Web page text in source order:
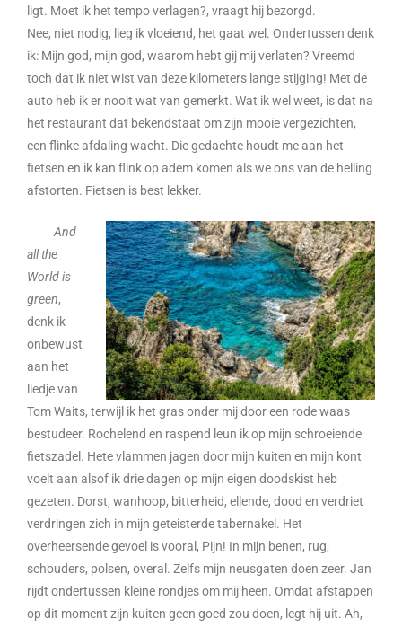
ligt. Moet ik het tempo verlagen?, vraagt hij bezorgd.
Nee, niet nodig, lieg ik vloeiend, het gaat wel. Ondertussen denk
ik: Mijn god, mijn god, waarom hebt gij mij verlaten? Vreemd
toch dat ik niet wist van deze kilometers lange stijging! Met de
auto heb ik er nooit wat van gemerkt. Wat ik wel weet, is dat na
het restaurant dat bekendstaat om zijn mooie vergezichten,
een flinke afdaling wacht. Die gedachte houdt me aan het
fietsen en ik kan flink op adem komen als we ons van de helling
afstorten. Fietsen is best lekker.
And
all the
World is
green,
denk ik
onbewust
aan het
liedje van
Tom Waits, terwijl ik het gras onder mij door een rode waas
bestudeer. Rochelend en raspend leun ik op mijn schroeiende
fietszadel. Hete vlammen jagen door mijn kuiten en mijn kont
voelt aan alsof ik drie dagen op mijn eigen doodskist heb
gezeten. Dorst, wanhoop, bitterheid, ellende, dood en verdriet
verdringen zich in mijn geteisterde tabernakel. Het
overheersende gevoel is vooral, Pijn! In mijn benen, rug,
schouders, polsen, overal. Zelfs mijn neusgaten doen zeer. Jan
rijdt ondertussen kleine rondjes om mij heen. Omdat afstappen
op dit moment zijn kuiten geen goed zou doen, legt hij uit. Ah,